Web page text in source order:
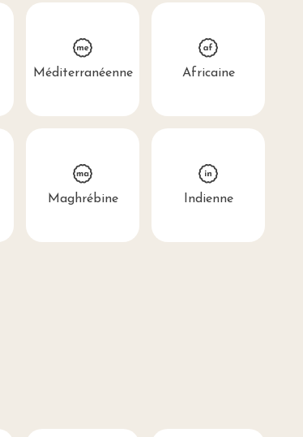
Méditerranéenne Africaine
Maghrébine Indienne